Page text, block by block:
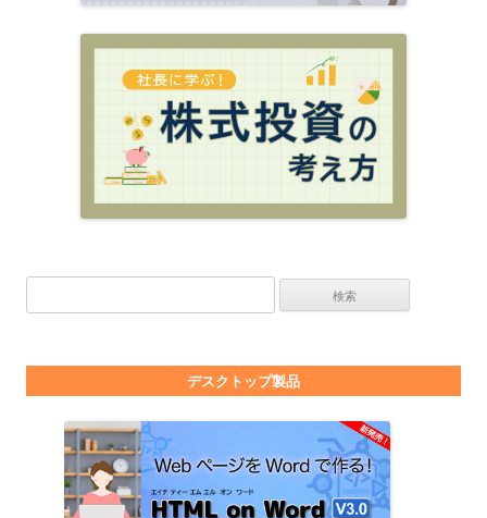
デスクトップ製品